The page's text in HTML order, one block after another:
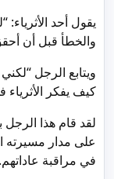
والخطأ قبل أن
ويتابع الرجل
كيف يفكر الأثرياء
لقد قام هذا الرجل
على مدار مسيرته
في مراقبة عاداتهم.